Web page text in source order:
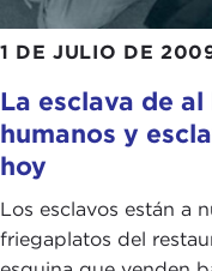
1 DE JULIO DE
La esclava de
humanos y
hoy
Los esclavos están a
friegaplatos del